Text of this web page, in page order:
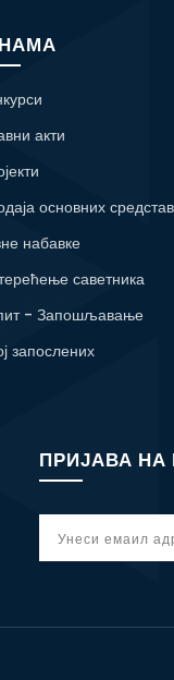
акти
основних
набавке
саветника
- Запошљавање
запослених
ПРИЈАВА НА